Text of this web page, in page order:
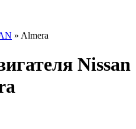
» Almera
Nissan